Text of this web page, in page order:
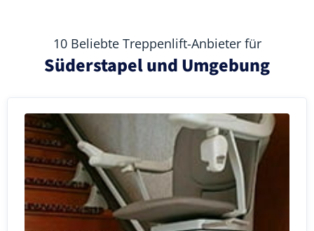
10 Beliebte Treppenlift-Anbieter für
Süderstapel und Umgebung